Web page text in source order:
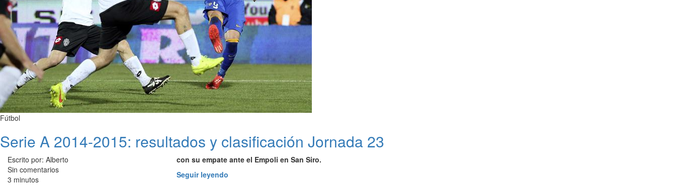
Fútbol
Serie A 2014-2015: resultados y clasificación Jornada 23
Escrito por: Alberto
Sin comentarios
3 minutos
con su empate ante el Empoli en San Siro.
Seguir leyendo